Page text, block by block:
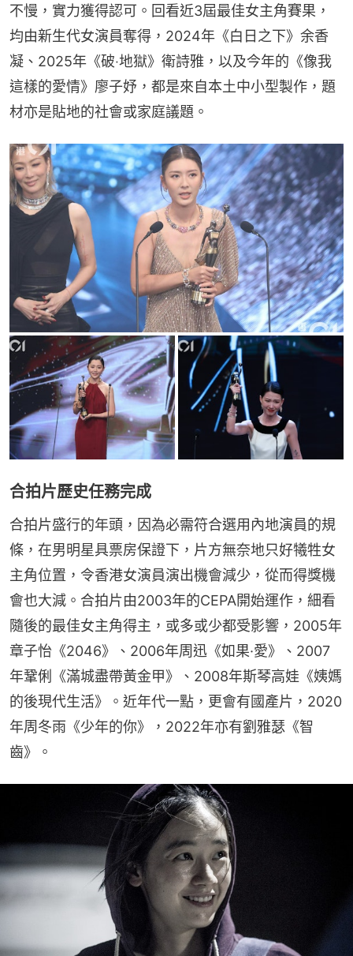
不慢，實力獲得認可。回看近3屆最佳女主角賽果，
均由新生代女演員奪得，2024年《白日之下》余香
凝、2025年《破‧地獄》衛詩雅，以及今年的《像我
這樣的愛情》廖子妤，都是來自本土中小型製作，題
材亦是貼地的社會或家庭議題。
合拍片歷史任務完成
合拍片盛行的年頭，因為必需符合選用內地演員的規
條，在男明星具票房保證下，片方無奈地只好犧牲女
主角位置，令香港女演員演出機會減少，從而得獎機
會也大減。合拍片由2003年的CEPA開始運作，細看
隨後的最佳女主角得主，或多或少都受影響，2005年
章子怡《2046》、2006年周迅《如果·愛》、2007
年鞏俐《滿城盡帶黃金甲》、2008年斯琴高娃《姨媽
的後現代生活》。近年代一點，更會有國產片，2020
年周冬雨《少年的你》，2022年亦有劉雅瑟《智
齒》。